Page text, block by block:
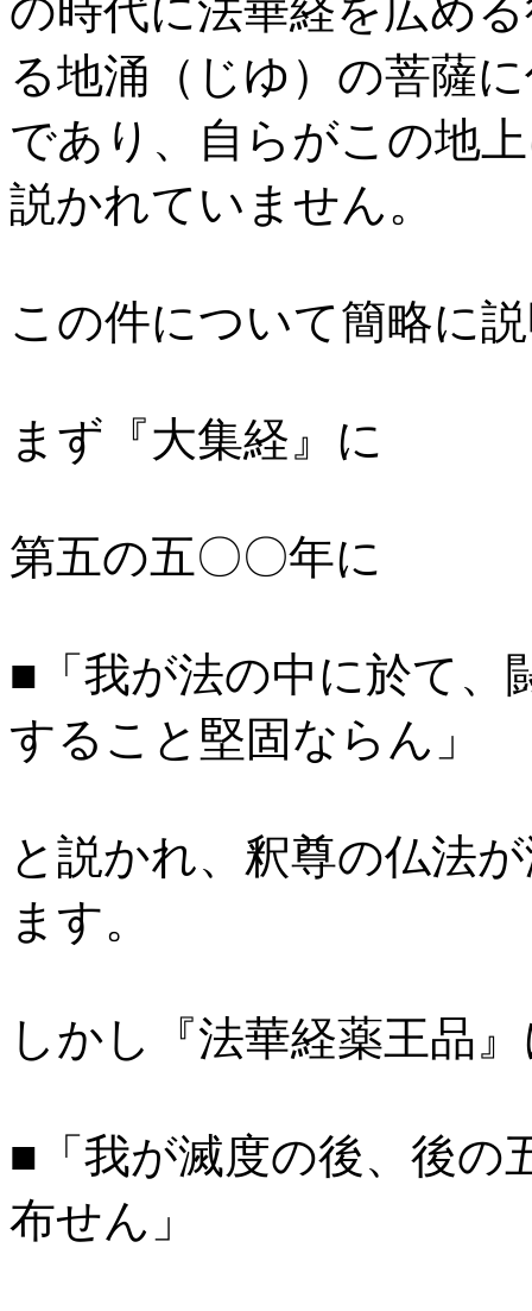
の時代に法華経を広め
る地涌（じゆ）の菩薩
であり、自らがこの地
説かれていません。
この件について簡略に
まず『大集経』に
第五の五〇〇年に
■「我が法の中に於て、
すること堅固ならん」
と説かれ、釈尊の仏法
ます。
しかし『法華経薬王品
■「我が滅度の後、後の
布せん」